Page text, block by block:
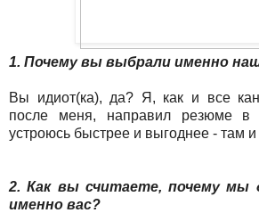
1. Почему вы выбрали именно
Вы идиот(ка), да? Я, как и все
после меня, направил резюме в
устроюсь быстрее и выгоднее - там
2. Как вы считаете, почему
именно вас?